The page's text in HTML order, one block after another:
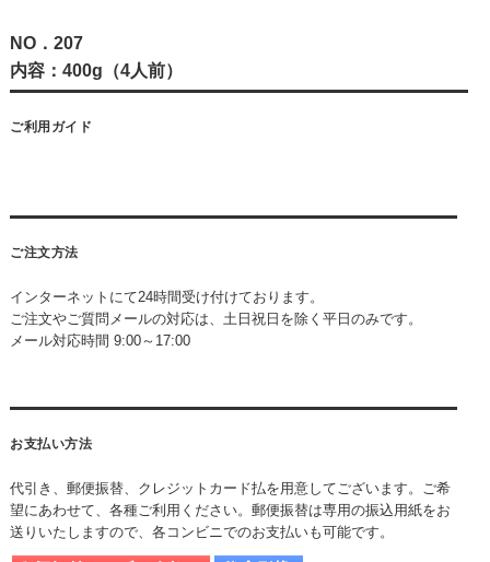
NO．207
内容：400g（4人前）
ご利用ガイド
ご注文方法
インターネットにて24時間受け付けております。
ご注文やご質問メールの対応は、土日祝日を除く平日のみです。
メール対応時間 9:00～17:00
お支払い方法
代引き、郵便振替、クレジットカード払を用意してございます。ご希
望にあわせて、各種ご利用ください。郵便振替は専用の振込用紙をお
送りいたしますので、各コンビニでのお支払いも可能です。